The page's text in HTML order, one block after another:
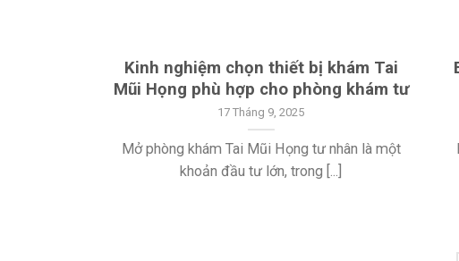
Kinh nghiệm chọn thiết bị khám Tai
Mũi Họng phù hợp cho phòng khám tư
17 Tháng 9, 2025
Mở phòng khám Tai Mũi Họng tư nhân là một
khoản đầu tư lớn, trong [...]